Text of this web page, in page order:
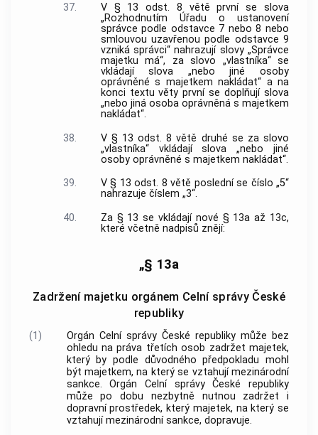
37.
V § 13 odst. 8 větě první se slova
„Rozhodnutím Úřadu o ustanovení
správce podle odstavce 7 nebo 8 nebo
smlouvou uzavřenou podle odstavce 9
vzniká správci“ nahrazují slovy „Správce
majetku má“, za slovo „vlastníka“ se
vkládají slova „nebo jiné osoby
oprávněné s majetkem nakládat“ a na
konci textu věty první se doplňují slova
„nebo jiná osoba oprávněná s majetkem
nakládat“.
38.
V § 13 odst. 8 větě druhé se za slovo
„vlastníka“ vkládají slova „nebo jiné
osoby oprávněné s majetkem nakládat“.
39.
V § 13 odst. 8 větě poslední se číslo „5“
nahrazuje číslem „3“.
40.
Za § 13 se vkládají nové § 13a až 13c,
které včetně nadpisů znějí:
„§ 13a
Zadržení majetku orgánem Celní správy České
republiky
(1)
Orgán Celní správy České republiky může bez
ohledu na práva třetích osob zadržet majetek,
který by podle důvodného předpokladu mohl
být majetkem, na který se vztahují mezinárodní
sankce. Orgán Celní správy České republiky
může po dobu nezbytně nutnou zadržet i
dopravní prostředek, který majetek, na který se
vztahují mezinárodní sankce, dopravuje.